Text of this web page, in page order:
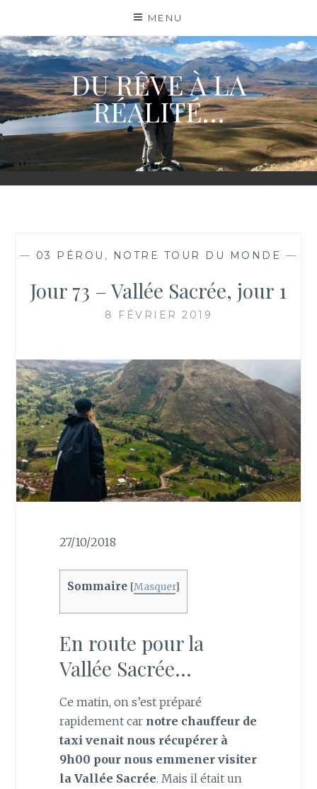
content
MENU
DU RÊVE À LA
RÉALITÉ…
— 03 PÉROU , NOTRE TOUR DU MONDE —
Jour 73 – Vallée Sacrée, jour 1
8 FÉVRIER 2019
27/10/2018
Sommaire [Masquer]
En route pour la
Vallée Sacrée…
Ce matin, on s’est préparé
rapidement car notre chauffeur de
taxi venait nous récupérer à
9h00 pour nous emmener visiter
la Vallée Sacrée. Mais il était un